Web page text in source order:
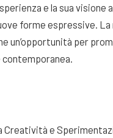
e la sua visione
forme espressive.
un’opportunità per
e